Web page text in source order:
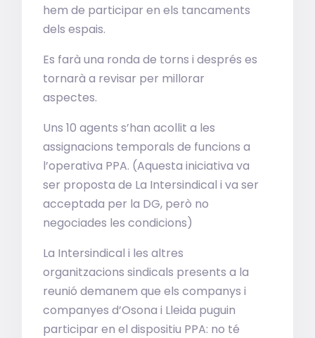
hem de participar en els tancaments
dels espais.
Es farà una ronda de torns i després es
tornarà a revisar per millorar
aspectes.
Uns 10 agents s’han acollit a les
assignacions temporals de funcions a
l’operativa PPA. (Aquesta iniciativa va
ser proposta de La Intersindical i va ser
acceptada per la DG, però no
negociades les condicions)
La Intersindical i les altres
organitzacions sindicals presents a la
reunió demanem que els companys i
companyes d’Osona i Lleida puguin
participar en el dispositiu PPA: no té